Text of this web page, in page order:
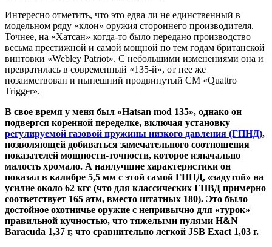
Интересно отметить, что это едва ли не единственный в
модельном ряду «клон» оружия стороннего производителя.
Точнее, на «Хатсан» когда-то было передано производство
весьма престижной и самой мощной по тем годам британской
винтовки «Webley Patriot». С небольшими изменениями она и
превратилась в современный «135-й», от нее же
позаимствован и нынешний продвинутый СМ «Quattro
Trigger».
В свое время у меня был «Hatsan mod 135», однако он
подвергся коренной переделке, включая установку
регулируемой газовой пружины низкого давления (ГПНД),
позволяющей добиваться замечательного соотношения
показателей мощности-точности, которое изначально
малость хромало. А наилучшие характеристики он
показал в калибре 5,5 мм с этой самой ГПНД, «задутой» на
усилие около 62 кгс (что для классических ГПВД примерно
соответствует 165 атм, вместо штатных 180). Это было
достойное охотничье оружие с непривычно для «турок»
правильной кучностью, что тяжелыми пулями H&N
Baracuda 1,37 г, что сравнительно легкой JSB Exact 1,03 г.